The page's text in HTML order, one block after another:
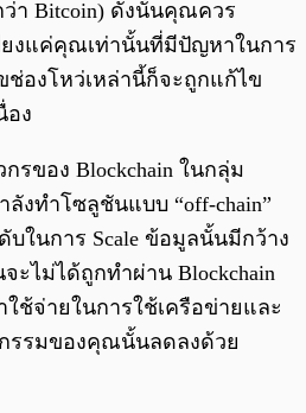
า Bitcoin) ดังนั้นคุณควร
ยงแค่คุณเท่านั้นที่มีปัญหาในการ
องโหว่เหล่านี้ก็จะถูกแก้ไข
อง
รของ Blockchain ในกลุ่ม
งทำโซลูชันแบบ “off-chain”
ในการ Scale ข้อมูลนั้นมีกว้าง
ะไม่ได้ถูกทำผ่าน Blockchain
ช้จ่ายในการใช้เครือข่ายและ
รรมของคุณนั้นลดลงด้วย